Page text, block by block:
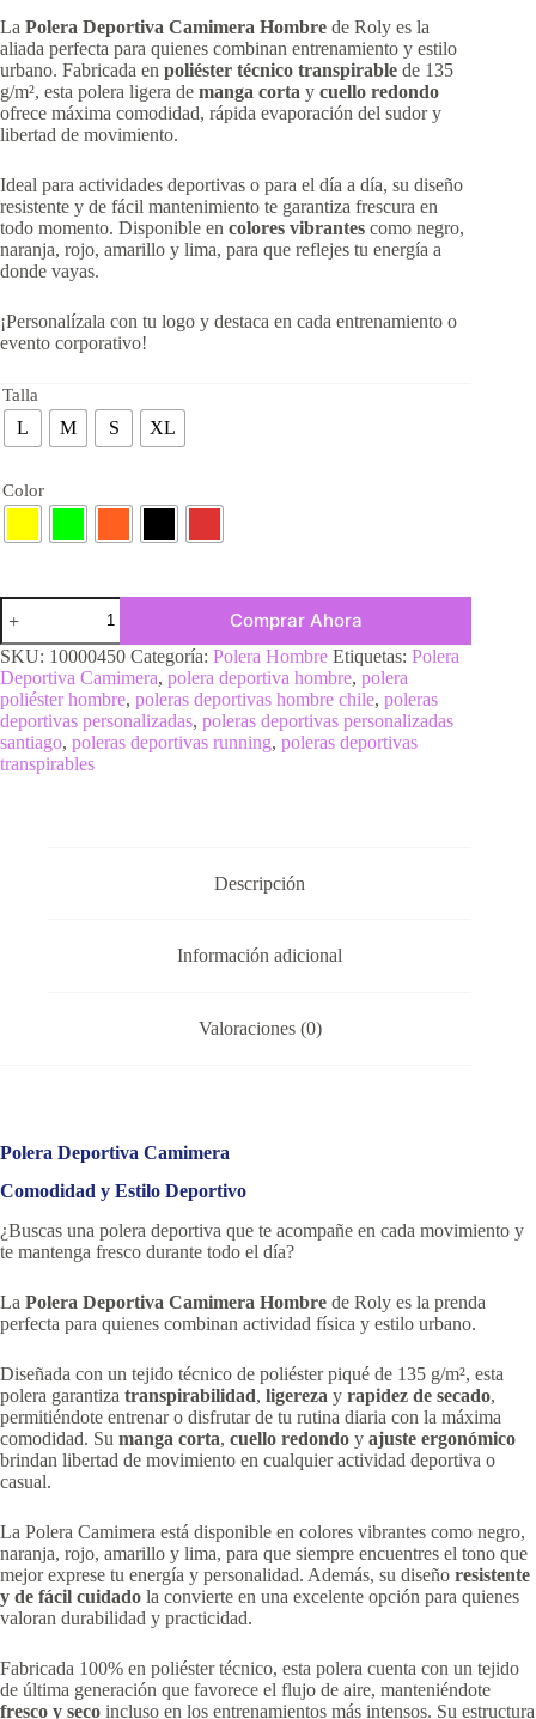
La Polera Deportiva Camimera Hombre de Roly es la
aliada perfecta para quienes combinan entrenamiento y estilo
urbano. Fabricada en poliéster técnico transpirable de 135
g/m², esta polera ligera de manga corta y cuello redondo
ofrece máxima comodidad, rápida evaporación del sudor y
libertad de movimiento.
Ideal para actividades deportivas o para el día a día, su diseño
resistente y de fácil mantenimiento te garantiza frescura en
todo momento. Disponible en colores vibrantes como negro,
naranja, rojo, amarillo y lima, para que reflejes tu energía a
donde vayas.
¡Personalízala con tu logo y destaca en cada entrenamiento o
evento corporativo!
Talla
L M S XL
Color
Comprar Ahora
SKU: 10000450 Categoría: Polera Hombre Etiquetas: Polera
Deportiva Camimera, polera deportiva hombre, polera
poliéster hombre, poleras deportivas hombre chile, poleras
deportivas personalizadas, poleras deportivas personalizadas
santiago, poleras deportivas running, poleras deportivas
transpirables
Descripción
Información adicional
Valoraciones (0)
Polera Deportiva Camimera
Comodidad y Estilo Deportivo
¿Buscas una polera deportiva que te acompañe en cada movimiento y
te mantenga fresco durante todo el día?
La Polera Deportiva Camimera Hombre de Roly es la prenda
perfecta para quienes combinan actividad física y estilo urbano.
Diseñada con un tejido técnico de poliéster piqué de 135 g/m², esta
polera garantiza transpirabilidad, ligereza y rapidez de secado,
permitiéndote entrenar o disfrutar de tu rutina diaria con la máxima
comodidad. Su manga corta, cuello redondo y ajuste ergonómico
brindan libertad de movimiento en cualquier actividad deportiva o
casual.
La Polera Camimera está disponible en colores vibrantes como negro,
naranja, rojo, amarillo y lima, para que siempre encuentres el tono que
mejor exprese tu energía y personalidad. Además, su diseño resistente
y de fácil cuidado la convierte en una excelente opción para quienes
valoran durabilidad y practicidad.
Fabricada 100% en poliéster técnico, esta polera cuenta con un tejido
de última generación que favorece el flujo de aire, manteniéndote
fresco y seco incluso en los entrenamientos más intensos. Su estructura